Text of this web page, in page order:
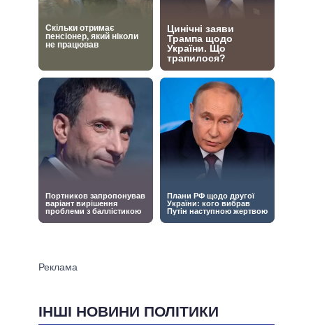
ІНШІ НОВИНИ ПОЛІТИКИ